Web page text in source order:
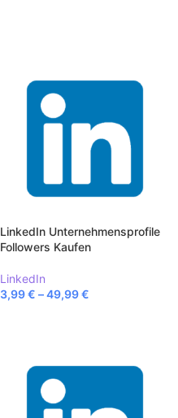
LinkedIn Unternehmensprofile
Followers Kaufen
LinkedIn
3,99€ –49,99€